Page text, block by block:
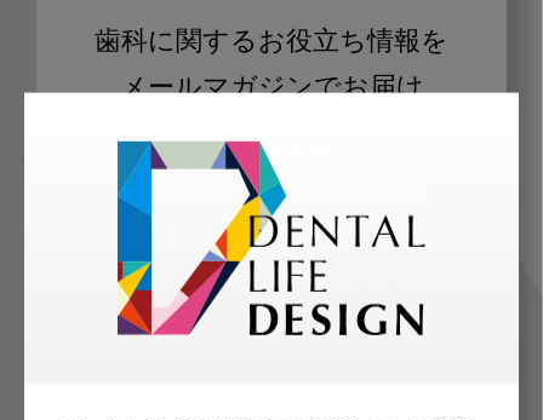
歯科に関するお役立ち情報を
メールマガジンでお届け
ご登録いただいた職種（歯科医師、歯
科衛生士、歯科技工士）に合わせた内
容のメールマガジンをお届けします。